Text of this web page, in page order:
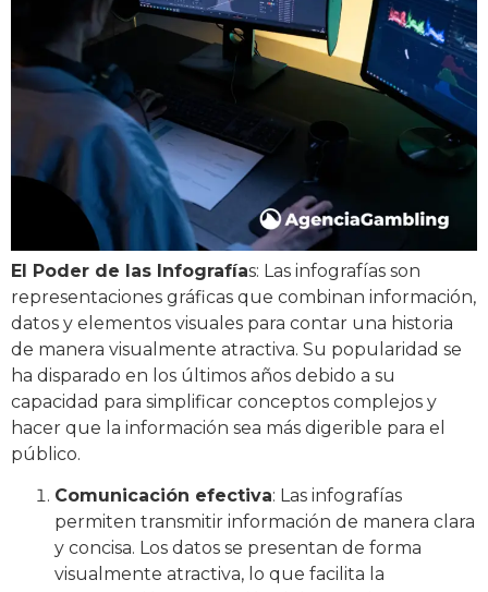
El Poder de las Infografías: Las infografías son
representaciones gráficas que combinan información,
datos y elementos visuales para contar una historia
de manera visualmente atractiva. Su popularidad se
ha disparado en los últimos años debido a su
capacidad para simplificar conceptos complejos y
hacer que la información sea más digerible para el
público.
Comunicación efectiva: Las infografías
permiten transmitir información de manera clara
y concisa. Los datos se presentan de forma
visualmente atractiva, lo que facilita la